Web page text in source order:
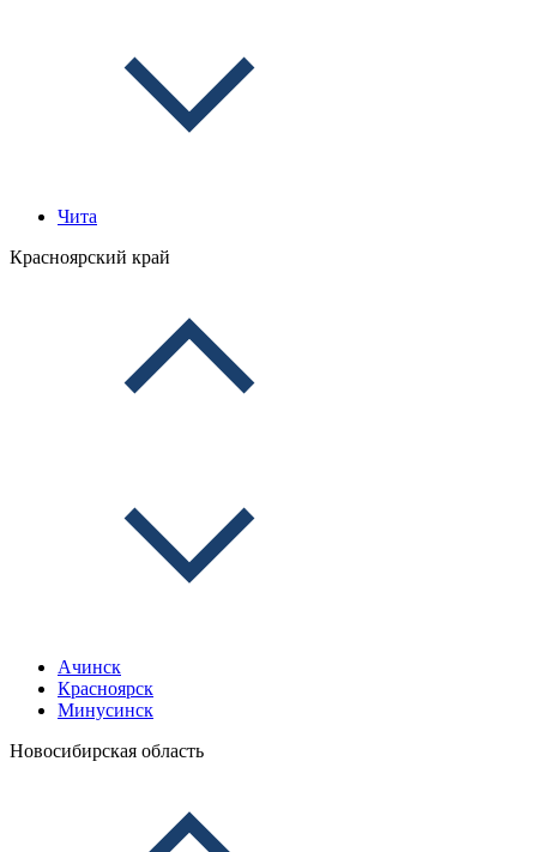
Чита
Красноярский край
Ачинск
Красноярск
Минусинск
Новосибирская область